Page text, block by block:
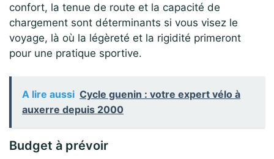
confort, la tenue de route et la capacité de
chargement sont déterminants si vous visez le
voyage, là où la légèreté et la rigidité primeront
pour une pratique sportive.
A lire aussi Cycle guenin : votre expert vélo à
auxerre depuis 2000
Budget à prévoir